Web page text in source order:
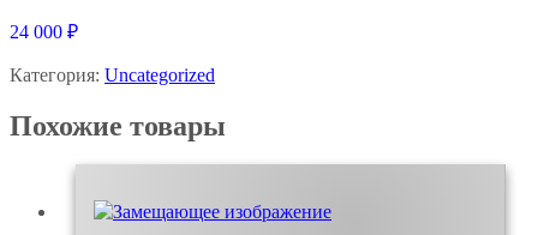
24 000 ₽
Категория: Uncategorized
Похожие товары